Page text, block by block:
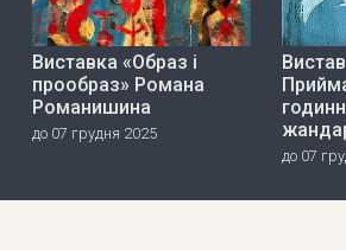
Виставка «Образ і
прообраз» Романа
Романишина
до 07 грудня 2025
до 07